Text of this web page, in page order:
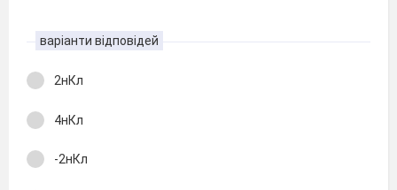
варіанти відповідей
2нКл
4нКл
-2нКл